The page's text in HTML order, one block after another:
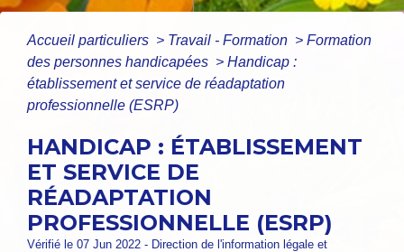
Accueil particuliers > Travail - Formation > Formation
des personnes handicapées > Handicap :
établissement et service de réadaptation
professionnelle (ESRP)
HANDICAP : ÉTABLISSEMENT
ET SERVICE DE
RÉADAPTATION
PROFESSIONNELLE (ESRP)
Vérifié le 07 Jun 2022 - Direction de l'information légale et